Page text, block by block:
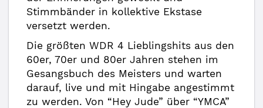
Stimmbänder in kollektive Ekstase
versetzt werden.
Die größten WDR 4 Lieblingshits aus den
60er, 70er und 80er Jahren stehen im
Gesangsbuch des Meisters und warten
darauf, live und mit Hingabe angestimmt
zu werden. Von “Hey Jude” über “YMCA”